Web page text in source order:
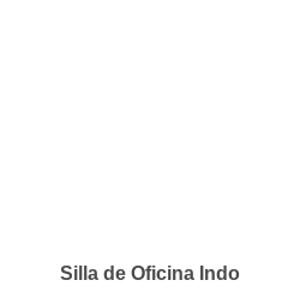
Silla de Oficina Indo